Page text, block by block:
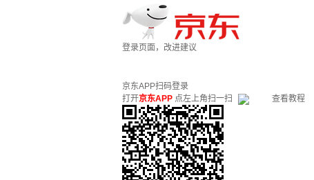
登录页面，改进建议
京东APP扫码登录
打开京东APP 点左上角扫一扫 查看教程